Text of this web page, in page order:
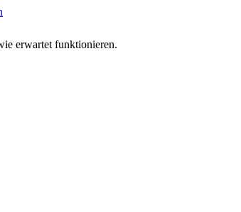
erwartet funktionieren.